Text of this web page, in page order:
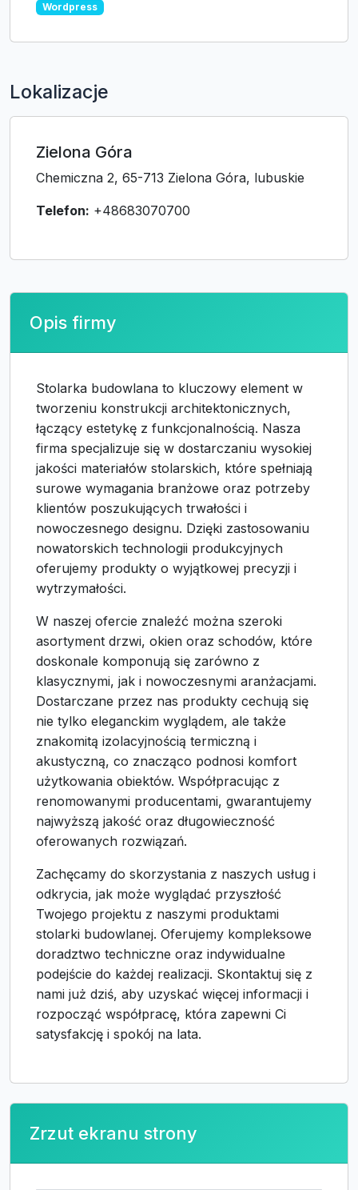
Wordpress
Lokalizacje
Zielona Góra
Chemiczna 2, 65-713 Zielona Góra, lubuskie
Telefon: +48683070700
Opis firmy
Stolarka budowlana to kluczowy element w
tworzeniu konstrukcji architektonicznych,
łączący estetykę z funkcjonalnością. Nasza
firma specjalizuje się w dostarczaniu wysokiej
jakości materiałów stolarskich, które spełniają
surowe wymagania branżowe oraz potrzeby
klientów poszukujących trwałości i
nowoczesnego designu. Dzięki zastosowaniu
nowatorskich technologii produkcyjnych
oferujemy produkty o wyjątkowej precyzji i
wytrzymałości.
W naszej ofercie znaleźć można szeroki
asortyment drzwi, okien oraz schodów, które
doskonale komponują się zarówno z
klasycznymi, jak i nowoczesnymi aranżacjami.
Dostarczane przez nas produkty cechują się
nie tylko eleganckim wyglądem, ale także
znakomitą izolacyjnością termiczną i
akustyczną, co znacząco podnosi komfort
użytkowania obiektów. Współpracując z
renomowanymi producentami, gwarantujemy
najwyższą jakość oraz długowieczność
oferowanych rozwiązań.
Zachęcamy do skorzystania z naszych usług i
odkrycia, jak może wyglądać przyszłość
Twojego projektu z naszymi produktami
stolarki budowlanej. Oferujemy kompleksowe
doradztwo techniczne oraz indywidualne
podejście do każdej realizacji. Skontaktuj się z
nami już dziś, aby uzyskać więcej informacji i
rozpocząć współpracę, która zapewni Ci
satysfakcję i spokój na lata.
Zrzut ekranu strony